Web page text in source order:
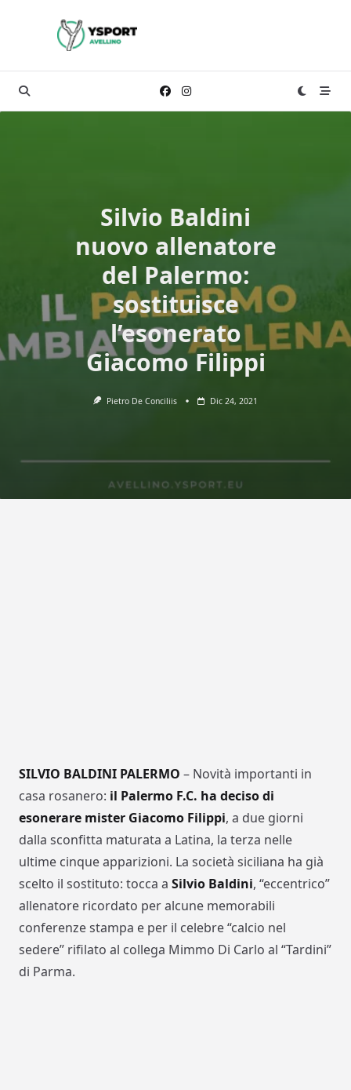
Silvio Baldini
nuovo allenatore
del Palermo:
sostituisce
l’esonerato
Giacomo Filippi
Pietro De Conciliis Dic 24, 2021
SILVIO BALDINI PALERMO – Novità importanti in
casa rosanero: il Palermo F.C. ha deciso di
esonerare mister Giacomo Filippi, a due giorni
dalla sconfitta maturata a Latina, la terza nelle
ultime cinque apparizioni. La società siciliana ha già
scelto il sostituto: tocca a Silvio Baldini, “eccentrico”
allenatore ricordato per alcune memorabili
conferenze stampa e per il celebre “calcio nel
sedere” rifilato al collega Mimmo Di Carlo al “Tardini”
di Parma.